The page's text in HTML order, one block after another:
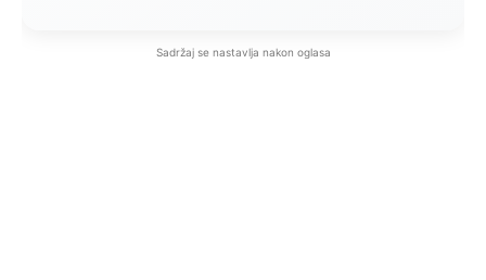
Sadržaj se nastavlja nakon oglasa